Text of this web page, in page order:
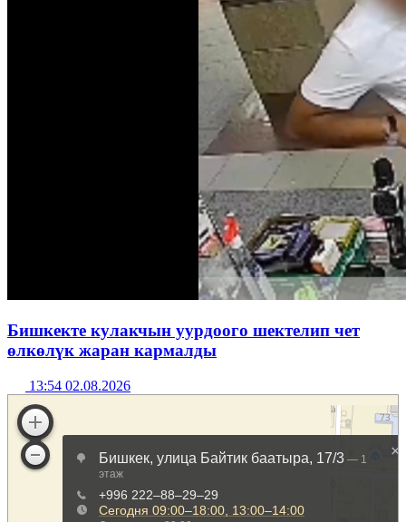
Бишкекте кулакчын уурдоого шектелип чет
өлкөлүк жаран кармалды
13:54 02.08.2026